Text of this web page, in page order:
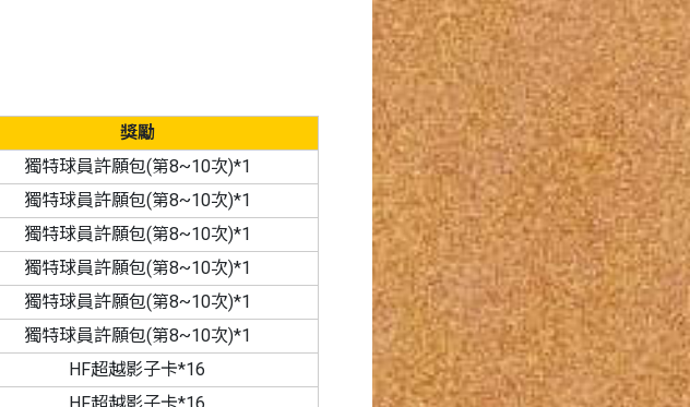
獎勵
獨特球員許願包(第8~10次)*1
獨特球員許願包(第8~10次)*1
獨特球員許願包(第8~10次)*1
獨特球員許願包(第8~10次)*1
獨特球員許願包(第8~10次)*1
獨特球員許願包(第8~10次)*1
HF超越影子卡*16
HF超越影子卡*16